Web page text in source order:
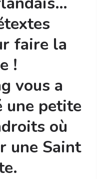
faire la
!
vous a
une petite
où
une Saint